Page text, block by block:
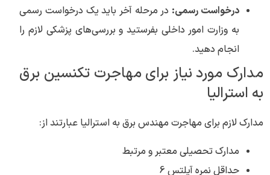
درخواست رسمی: در مرحله آخر باید یک درخواست رسمی
به وزارت امور داخلی بفرستید و بررسی‌های پزشکی لازم را
انجام دهید.
مدارک مورد نیاز برای مهاجرت تکنسین برق
به استرالیا
مدارک لازم برای مهاجرت مهندس برق به استرالیا عبارتند از:
مدارک تحصیلی معتبر و مرتبط
حداقل نمره آیلتس 6